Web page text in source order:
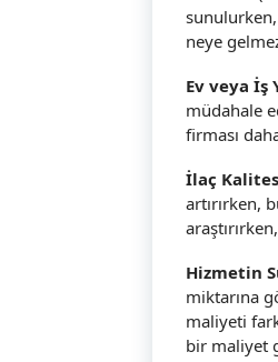
neye
Ev veya İş
müdahale
firması
İlaç
artırırken,
Hizmetin
miktarına
maliyeti
bir maliyet